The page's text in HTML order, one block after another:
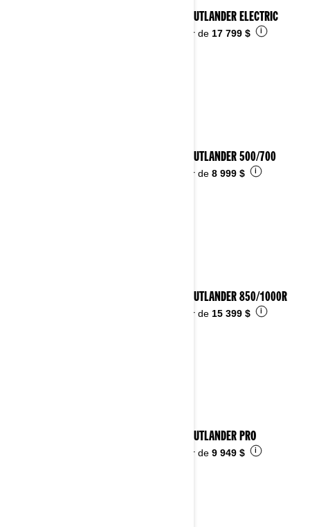
2026 OUTLANDER ELECTRIC
À partir de 17 799 $ i
2026 OUTLANDER 500/700
À partir de 8 999 $ i
2026 OUTLANDER 850/1000R
À partir de 15 399 $ i
2026 OUTLANDER PRO
À partir de 9 949 $ i